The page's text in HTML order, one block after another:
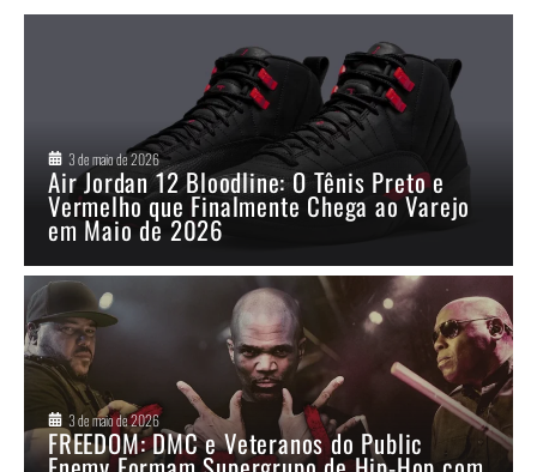
3 de maio de 2026
Air Jordan 12 Bloodline: O Tênis Preto e
Vermelho que Finalmente Chega ao Varejo
em Maio de 2026
3 de maio de 2026
FREEDOM: DMC e Veteranos do Public